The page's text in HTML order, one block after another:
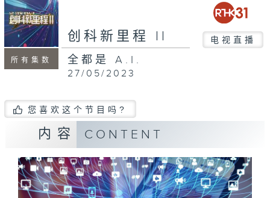
所有集数
创科新里程 II 电视直播
全都是 A.I.
27/05/2023
您喜欢这个节目吗?
内容 CONTENT